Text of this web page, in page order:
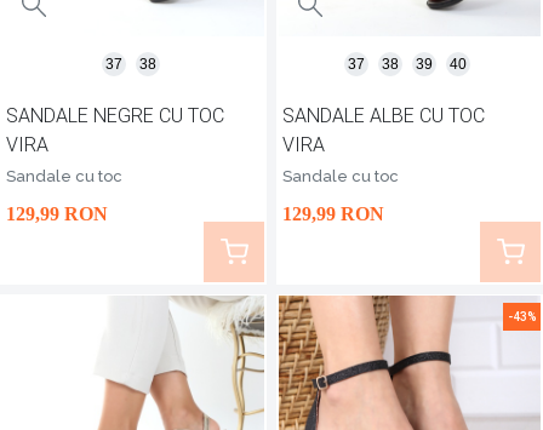
SANDALE NEGRE CU TOC
VIRA
Sandale cu toc
129,99 RON
37 38
SANDALE ALBE CU TOC
VIRA
Sandale cu toc
129,99 RON
37 38 39 40
-43%